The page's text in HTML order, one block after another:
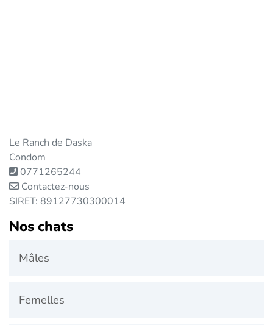
Le Ranch de Daska
Condom
0771265244
Contactez-nous
SIRET: 89127730300014
Nos chats
Mâles
Femelles